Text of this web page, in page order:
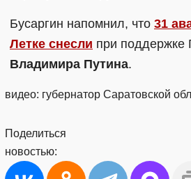
Бусаргин напомнил, что 31
Летке снесли при поддержке
Владимира Путина.
видео: губернатор Саратовской
Поделиться
новостью: